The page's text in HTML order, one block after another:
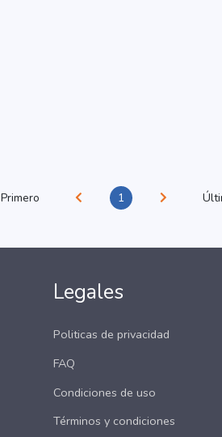
Primero 1
Legales
Politicas de privacidad
FAQ
Condiciones de uso
Términos y condiciones